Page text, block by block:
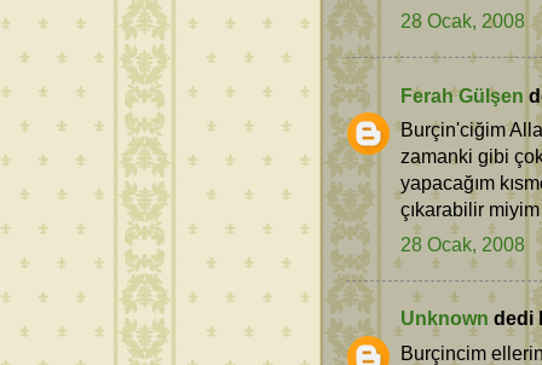
28 Ocak, 2008
Ferah Gülşen
Burçin'ciğim
zamanki gibi
yapacağım
çıkarabilir
28 Ocak, 2008
Unknown dedi
Burçincim